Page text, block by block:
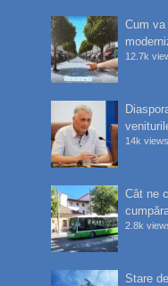
Cum
12.7k
14k views
Cât ne
2.8k
Stare